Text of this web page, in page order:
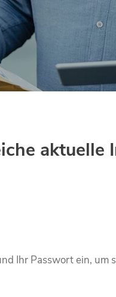
aktuelle
Ihr Passwort ein, um